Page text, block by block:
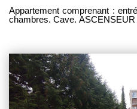
Appartement comprenant :
chambres. Cave.